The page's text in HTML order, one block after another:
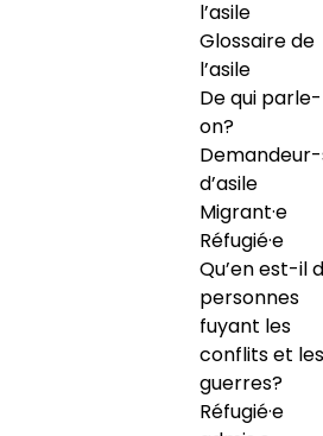
l’asile
Glossaire de
l’asile
De qui
on?
d’asile
Migrant·e
Réfugié·e
Qu’en est-il
personnes
fuyant les
conflits et les
guerres?
Réfugié·e